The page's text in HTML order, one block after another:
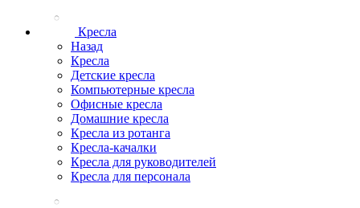
Кресла
Назад
Кресла
Детские кресла
Компьютерные кресла
Офисные кресла
Домашние кресла
Кресла из ротанга
Кресла-качалки
Кресла для руководителей
Кресла для персонала